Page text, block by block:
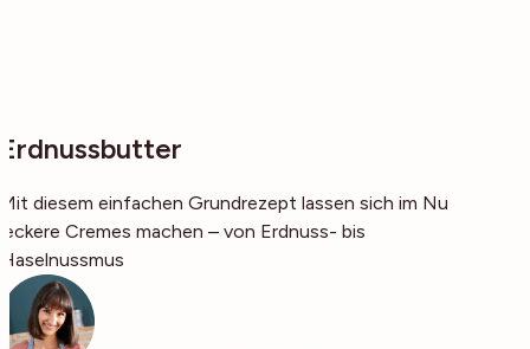
Erdnussbutter
Mit diesem einfachen Grundrezept lassen sich im Nu
leckere Cremes machen – von Erdnuss- bis
Haselnussmus